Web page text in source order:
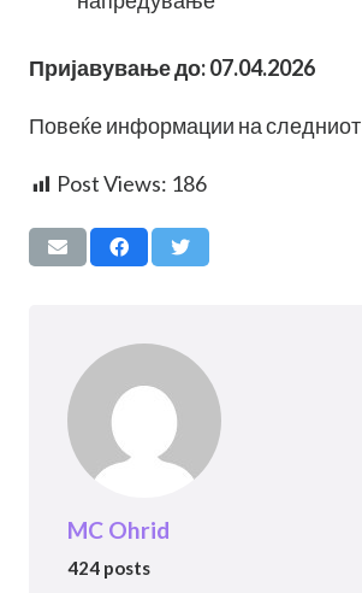
Пријавување до: 07.04.2026
Повеќе информации на следниот
Post Views: 186
MC Ohrid
424 posts